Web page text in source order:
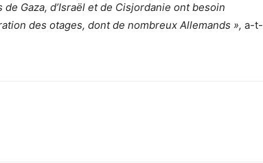
Gaza, d’Israël et de Cisjordanie ont besoin
des otages, dont de nombreux Allemands », a-t-